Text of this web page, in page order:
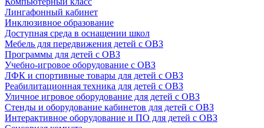
Лингафонный кабинет
Инклюзивное образование
Доступная среда в оснащении школ
Мебель для передвижения детей с ОВЗ
Программы для детей с ОВЗ
Учебно-игровое оборудование с ОВЗ
ЛФК и спортивные товары для детей с ОВЗ
Реабилитационная техника для детей с ОВЗ
Уличное игровое оборудование для детей с ОВЗ
Стенды и оборудование кабинетов для детей с ОВЗ
Интерактивное оборудование и ПО для детей с ОВЗ